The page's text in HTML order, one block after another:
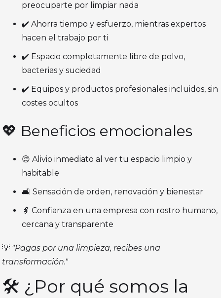
preocuparte por limpiar nada
✔️ Ahorra tiempo y esfuerzo, mientras expertos
hacen el trabajo por ti
✔️ Espacio completamente libre de polvo,
bacterias y suciedad
✔️ Equipos y productos profesionales incluidos, sin
costes ocultos
💖 Beneficios emocionales
😌 Alivio inmediato al ver tu espacio limpio y
habitable
🛋️ Sensación de orden, renovación y bienestar
👵 Confianza en una empresa con rostro humano,
cercana y transparente
💡 "Pagas por una limpieza, recibes una
transformación."
🛠️ ¿Por qué somos la